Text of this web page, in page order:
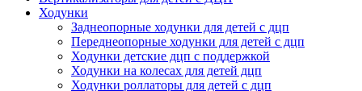
Ходунки
Заднеопорные ходунки для детей с дцп
Переднеопорные ходунки для детей с дцп
Ходунки детские дцп с поддержкой
Ходунки на колесах для детей дцп
Ходунки роллаторы для детей с дцп